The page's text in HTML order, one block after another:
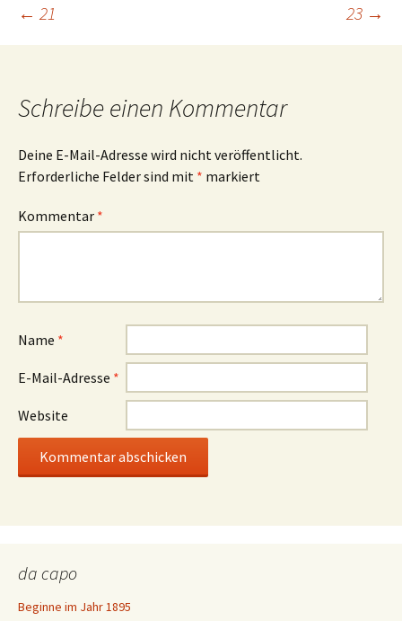
Beitragsnavigation
← 21 23 →
Schreibe einen Kommentar
Deine E-Mail-Adresse wird nicht veröffentlicht.
Erforderliche Felder sind mit * markiert
Kommentar *
Name *
E-Mail-Adresse *
Website
da capo
Beginne im Jahr 1895